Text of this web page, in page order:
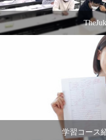
学習コース